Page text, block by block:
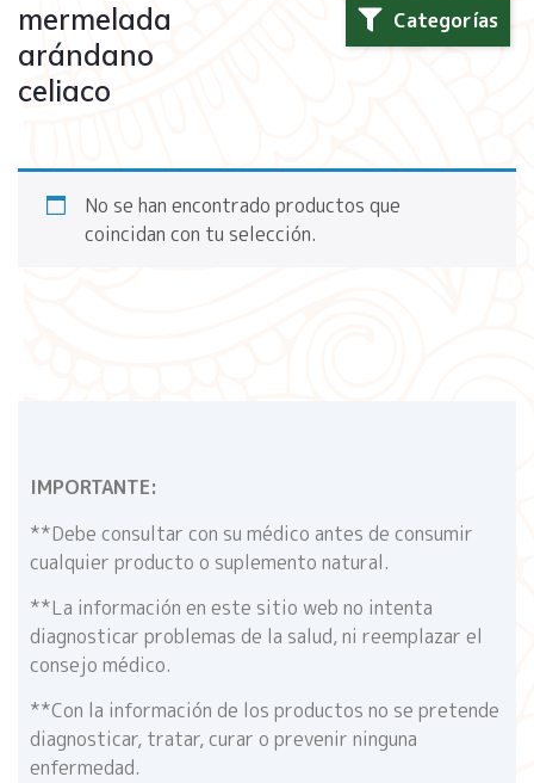
Categorías
mermelada
arándano
celiaco
No se han encontrado productos que
coincidan con tu selección.
IMPORTANTE:
**Debe consultar con su médico antes de consumir
cualquier producto o suplemento natural.
**La información en este sitio web no intenta
diagnosticar problemas de la salud, ni reemplazar el
consejo médico.
**Con la información de los productos no se pretende
diagnosticar, tratar, curar o prevenir ninguna
enfermedad.